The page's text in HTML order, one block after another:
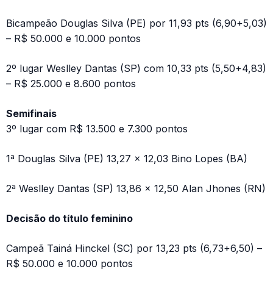
Bicampeão Douglas Silva (PE) por 11,93 pts (6,90+5,03)
– R$ 50.000 e 10.000 pontos
2º lugar Weslley Dantas (SP) com 10,33 pts (5,50+4,83)
– R$ 25.000 e 8.600 pontos
Semifinais
3º lugar com R$ 13.500 e 7.300 pontos
1ª Douglas Silva (PE) 13,27 x 12,03 Bino Lopes (BA)
2ª Weslley Dantas (SP) 13,86 x 12,50 Alan Jhones (RN)
Decisão do título feminino
Campeã Tainá Hinckel (SC) por 13,23 pts (6,73+6,50) –
R$ 50.000 e 10.000 pontos